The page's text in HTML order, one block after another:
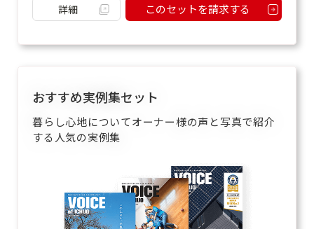
詳細 このセットを請求する
おすすめ実例集セット
暮らし心地についてオーナー様の声と写真で紹介
する人気の実例集